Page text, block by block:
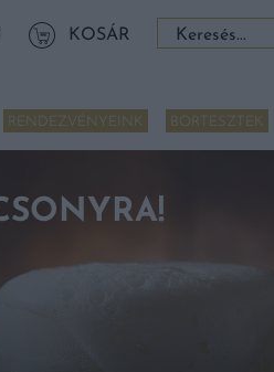
KOSÁR Keresés:
RENDEZVÉNYEINK BORTESZTEK